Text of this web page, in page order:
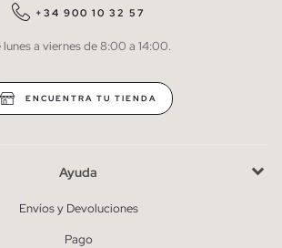
QUIERO SUSCRIBIRME
cancelar la suscripción en cualquier momento.
+34 900 10 32 57
lunes a viernes de 8:00 a 14:00.
ENCUENTRA TU TIENDA
Ayuda
Envíos y Devoluciones
Pago